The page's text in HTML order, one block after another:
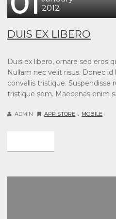
2012
DUIS EX LIBERO
Duis ex libero, ornare sed eros
Nullam nec velit risus. Donec
convallis tristique.
tristique sem. Maecenas enim
ADMIN APP STORE . MOBILE